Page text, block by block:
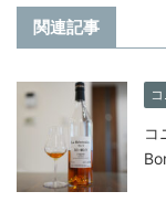
関連記事
コ